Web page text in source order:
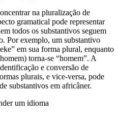
na pluralização de
gramatical pode representar
todos os substantivos seguem
Por exemplo, um substantivo
em sua forma plural, enquanto
torna-se “homem”. A
e conversão de
plurais, e vice-versa, pode
substantivos em africâner.
um idioma